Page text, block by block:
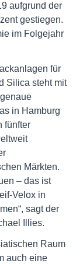
aufgrund der
gestiegen.
im Folgejahr
für
Silica steht mit
in Hamburg
fünfter
Märkten.
– das ist
Velox in
sagt der
Illies.
Raum
auch eine